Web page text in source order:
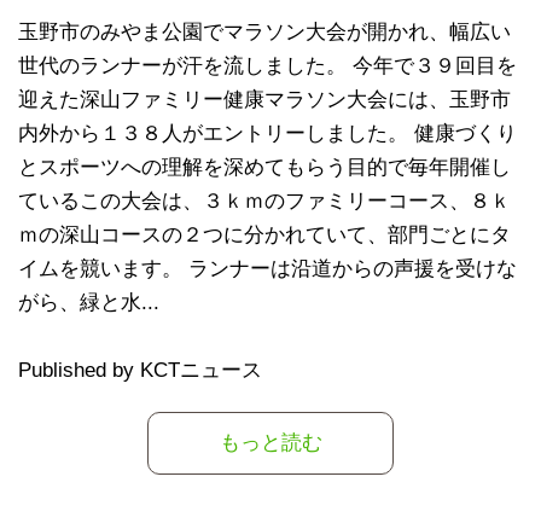
玉野市のみやま公園でマラソン大会が開かれ、幅広い
世代のランナーが汗を流しました。 今年で３９回目を
迎えた深山ファミリー健康マラソン大会には、玉野市
内外から１３８人がエントリーしました。 健康づくり
とスポーツへの理解を深めてもらう目的で毎年開催し
ているこの大会は、３ｋｍのファミリーコース、８ｋ
ｍの深山コースの２つに分かれていて、部門ごとにタ
イムを競います。 ランナーは沿道からの声援を受けな
がら、緑と水...
Published by KCTニュース
もっと読む